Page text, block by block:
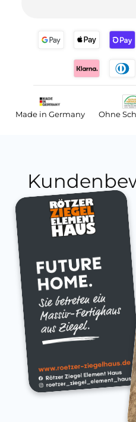
Made in Germany Ohne